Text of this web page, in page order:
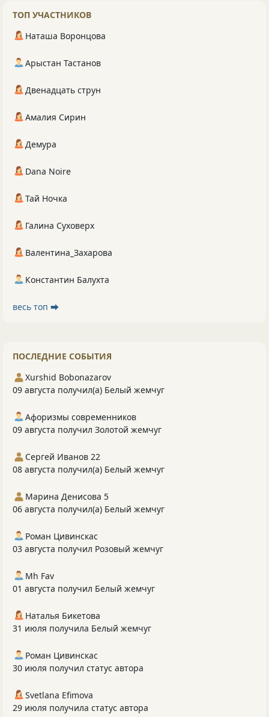
ТОП УЧАСТНИКОВ
Наташа Воронцова
Арыстан Тастанов
Двенадцать струн
Амалия Сирин
Демура
Dana Noire
Тай Ночка
Галина Суховерх
Валентина_Захарова
Константин Балухта
весь топ ⮕
ПОСЛЕДНИЕ СОБЫТИЯ
Xurshid Bobonazarov
09 августа получил(а) Белый жемчуг
Афоризмы современников
09 августа получил Золотой жемчуг
Сергей Иванов 22
08 августа получил(а) Белый жемчуг
Марина Денисова 5
06 августа получил(а) Белый жемчуг
Роман Цивинскас
03 августа получил Розовый жемчуг
Mh Fav
01 августа получил Белый жемчуг
Наталья Бикетова
31 июля получила Белый жемчуг
Роман Цивинскас
30 июля получил статус автора
Svetlana Efimova
29 июля получила статус автора